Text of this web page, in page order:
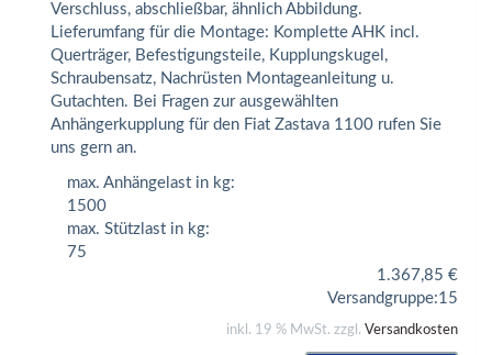
Verschluss, abschließbar, ähnlich Abbildung.
Lieferumfang für die Montage: Komplette AHK incl.
Querträger, Befestigungsteile, Kupplungskugel,
Schraubensatz, Nachrüsten Montageanleitung u.
Gutachten. Bei Fragen zur ausgewählten
Anhängerkupplung für den Fiat Zastava 1100 rufen Sie
uns gern an.
max. Anhängelast in kg:
1500
max. Stützlast in kg:
75
1.367,85 €
Versandgruppe:15
inkl. 19 % MwSt. zzgl. Versandkosten